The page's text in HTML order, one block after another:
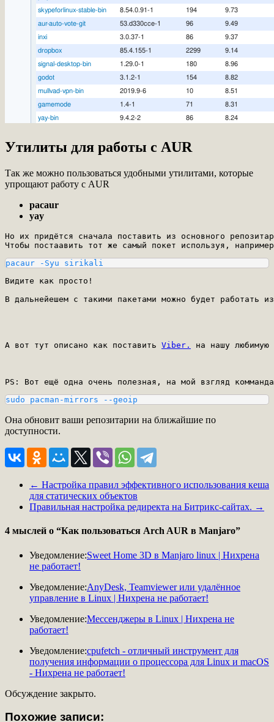
Утилиты для работы с AUR
Так же можно пользоваться удобными утилитами, которые
упрощают работу с AUR
pacaur
yay
Но их придётся сначала поставить из основного
Чтобы постаавить тот же самый покет используя,
pacaur -Syu sirikali
Видите как просто!
В дальнейешем с такими пакетами можно будет работать
А вот тут описано как поставить Viber. на нашу
PS: Вот ещё одна очень полезная, на мой взгляд
sudo pacman-mirrors --geoip
Она обновит ваши репозитарии на ближайшие по
доступности.
← Настройка правил эффективного использования кеша
для статических объектов
Правильная настройка редиректа на Битрикс-сайтах. →
4 мыслей о “Как пользоваться Arch AUR в Manjaro”
Уведомление:Sweet Home 3D в Manjaro linux | Нихрена
не работает!
Уведомление:AnyDesk, Teamviewer или удалённое
управление в Linux | Нихрена не работает!
Уведомление:Мессенджеры в Linux | Нихрена не
работает!
Уведомление:cpufetch - отличный инструмент для
получения информации о процессора для Linux и macOS
- Нихрена не работает!
Обсуждение закрыто.
Похожие записи: